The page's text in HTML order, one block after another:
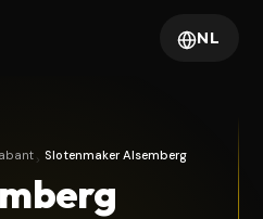
NL
Slotenmaker Alsemberg